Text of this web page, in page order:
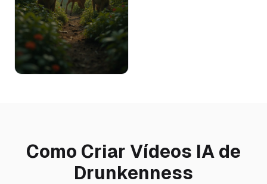
Como Criar Vídeos IA de
Drunkenness